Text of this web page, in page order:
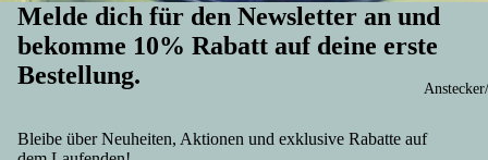
Melde dich für den Newsletter an und
bekomme 10% Rabatt auf deine erste
Bestellung.
Bleibe über Neuheiten, Aktionen und exklusive Rabatte auf
AGB